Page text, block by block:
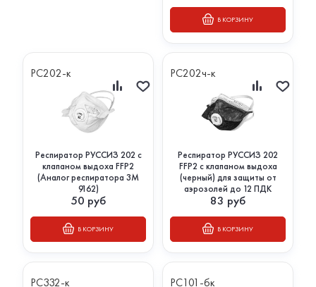
В КОРЗИНУ
РС202-к
Респиратор РУССИЗ 202 с
клапаном выдоха FFP2
(Аналог респиратора 3М
9162)
50 руб
В КОРЗИНУ
РС202ч-к
Респиратор РУССИЗ 202
FFP2 с клапаном выдоха
(черный) для защиты от
аэрозолей до 12 ПДК
83 руб
В КОРЗИНУ
РС332-к РС101-бк